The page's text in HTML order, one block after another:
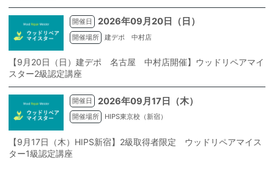
開催日 2026年09月20日（日）
開催場所 建デポ 中村店
【9月20日（日）建デポ 名古屋 中村店開催】ウッドリペアマイ
スター2級認定講座
開催日 2026年09月17日（木）
開催場所 HIPS東京校（新宿）
【9月17日（木）HIPS新宿】2級取得者限定 ウッドリペアマイス
ター1級認定講座